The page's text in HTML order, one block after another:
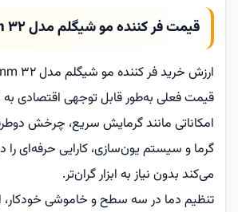
قیمت فر کننده مو شیگلم مدل 32 mm
قیمت فعلی به‌طور قابل توجهی اقتصادی
امکاناتی مانند گرمایش سریع، چرخش
گرما و سیستم یون‌سازی، کارایی حرفه‌ای را
می‌کند بدون نیاز به ابزار گران‌تر.
تنظیم دما در سه سطح و خاموشی خودکار،